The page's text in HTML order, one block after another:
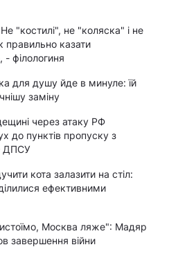
Не "костилі", не "коляска" і не
правильно казати
- філологиня
для душу йде в минуле: їй
заміну
через атаку РФ
до пунктів пропуску з
ДПСУ
кота залазити на стіл:
ефективними
Москва ляже": Мадяр
завершення війни